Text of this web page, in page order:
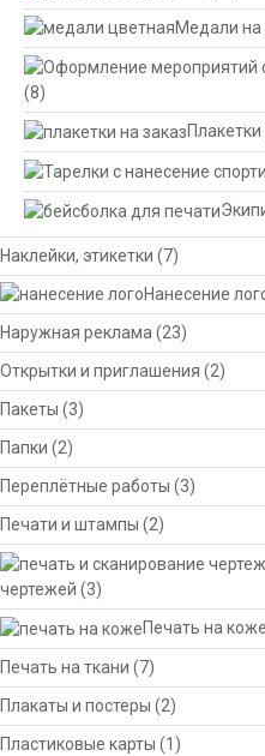
Медали на
(8)
Плакетки
Наклейки, этикетки (7)
Нанесение
Наружная реклама(23)
Открытки и приглашения (2)
Пакеты (3)
Папки (2)
Переплётные работы (3)
Печати и штампы (2)
чертежей (3)
Печать на коже
Печать на ткани (7)
Плакаты и постеры (2)
Пластиковые карты (1)